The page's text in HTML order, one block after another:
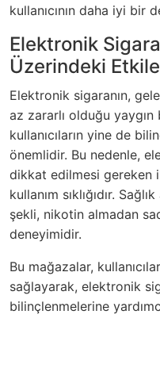
kullanıcının daha iyi bir
Elektronik
Üzerindeki
Elektronik sigaranın,
az zararlı olduğu
kullanıcıların yine de
önemlidir. Bu nedenle,
dikkat edilmesi gereken
kullanım sıklığıdır.
şekli, nikotin almadan
deneyimidir.
Bu mağazalar,
sağlayarak, elektronik
bilinçlenmelerine